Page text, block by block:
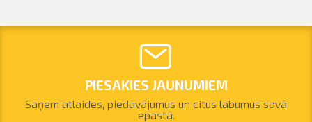
PIESAKIES JAUNUMIEM
Saņem atlaides, piedāvājumus un citus labumus savā
epastā.